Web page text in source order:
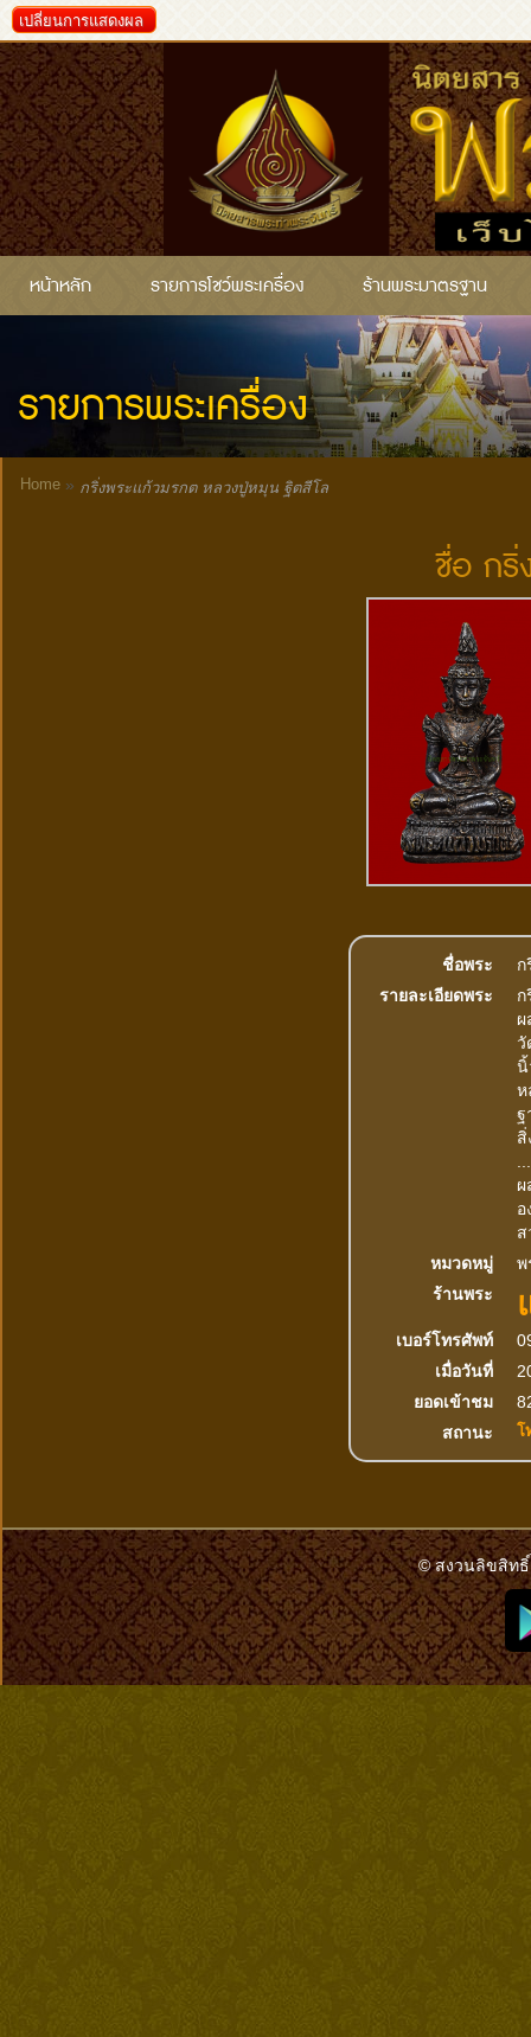
เปลี่ยนการแสดงผล
หน้าหลัก รายการโชว์พระเครื่อง ร้านพระมาตรฐาน
รายการพระเครื่อง
Home » กริ่งพระแก้วมรกต หลวงปู่หมุน ฐิตสีโล
ชื่อ กริ่
ชื่อพระ
ก
รายละเอียดพระ
ก
ผ
วั
นิ้
ห
ฐ
สิ่
ผ
อ
ส
หมวดหมู่
พ
ร้านพระ
เบอร์โทรศัพท์
เมื่อวันที่
ยอดเข้าชม
สถานะ
โ
© สงวนลิขสิทธิ์